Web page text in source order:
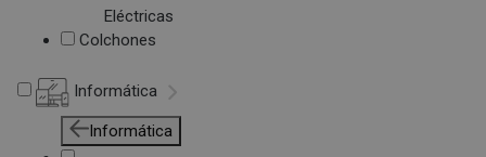
Eléctricas
Colchones
Informática
Informática